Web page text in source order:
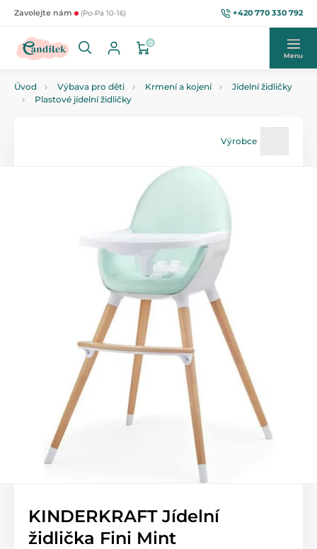
Zavolejte nám (Po-Pá 10-16) +420 770 330 792
0
Menu
Úvod Výbava pro děti Krmení a kojení
Jídelní židličky
Plastové jídelní židličky
Výrobce
KINDERKRAFT Jídelní
židlička Fini Mint